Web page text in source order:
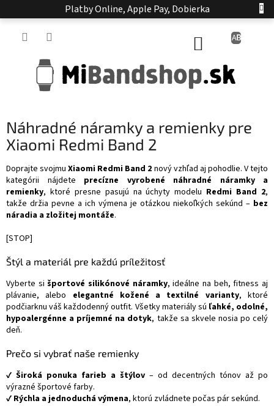
na
Platby Online, Apple Pay, Dobierka
NÁKUPNÝ
Náhradné náramky a remienky pre
Xiaomi Redmi Band 2
Doprajte svojmuXiaomi Redmi Band 2 nový vzhľad aj pohodlie. V tejto
kategórii nájdete precízne vyrobené náhradné náramky a
remienky, ktoré presne pasujú na úchyty modelu Redmi Band 2,
takže držia pevne a ich výmena je otázkou niekoľkých sekúnd – bez
náradia a zložitej montáže.
[STOP]
Štýl a materiál pre každú príležitosť
Vyberte sišportové silikónové náramky, ideálne na beh, fitness aj
plávanie, alebo elegantné kožené a textilné varianty, ktoré
podčiarknu váš každodenný outfit. Všetky materiály sú ľahké, odolné,
hypoalergénne a príjemné na dotyk, takže sa skvele nosia po celý
deň.
Prečo si vybrať naše remienky
✔ Široká ponuka farieb a štýlov – od decentných tónov až po
výrazné športové farby.
✔ Rýchla a jednoduchá výmena, ktorú zvládnete počas pár sekúnd.